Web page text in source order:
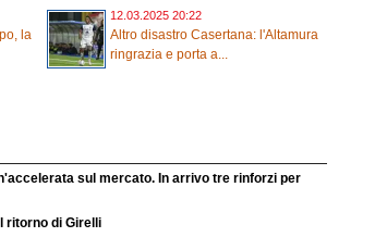
la
12.03.2025 20:22
Altro disastro Casertana: l'Altamura
ringrazia e porta a...
sul mercato. In arrivo tre rinforzi per
ritorno di Girelli